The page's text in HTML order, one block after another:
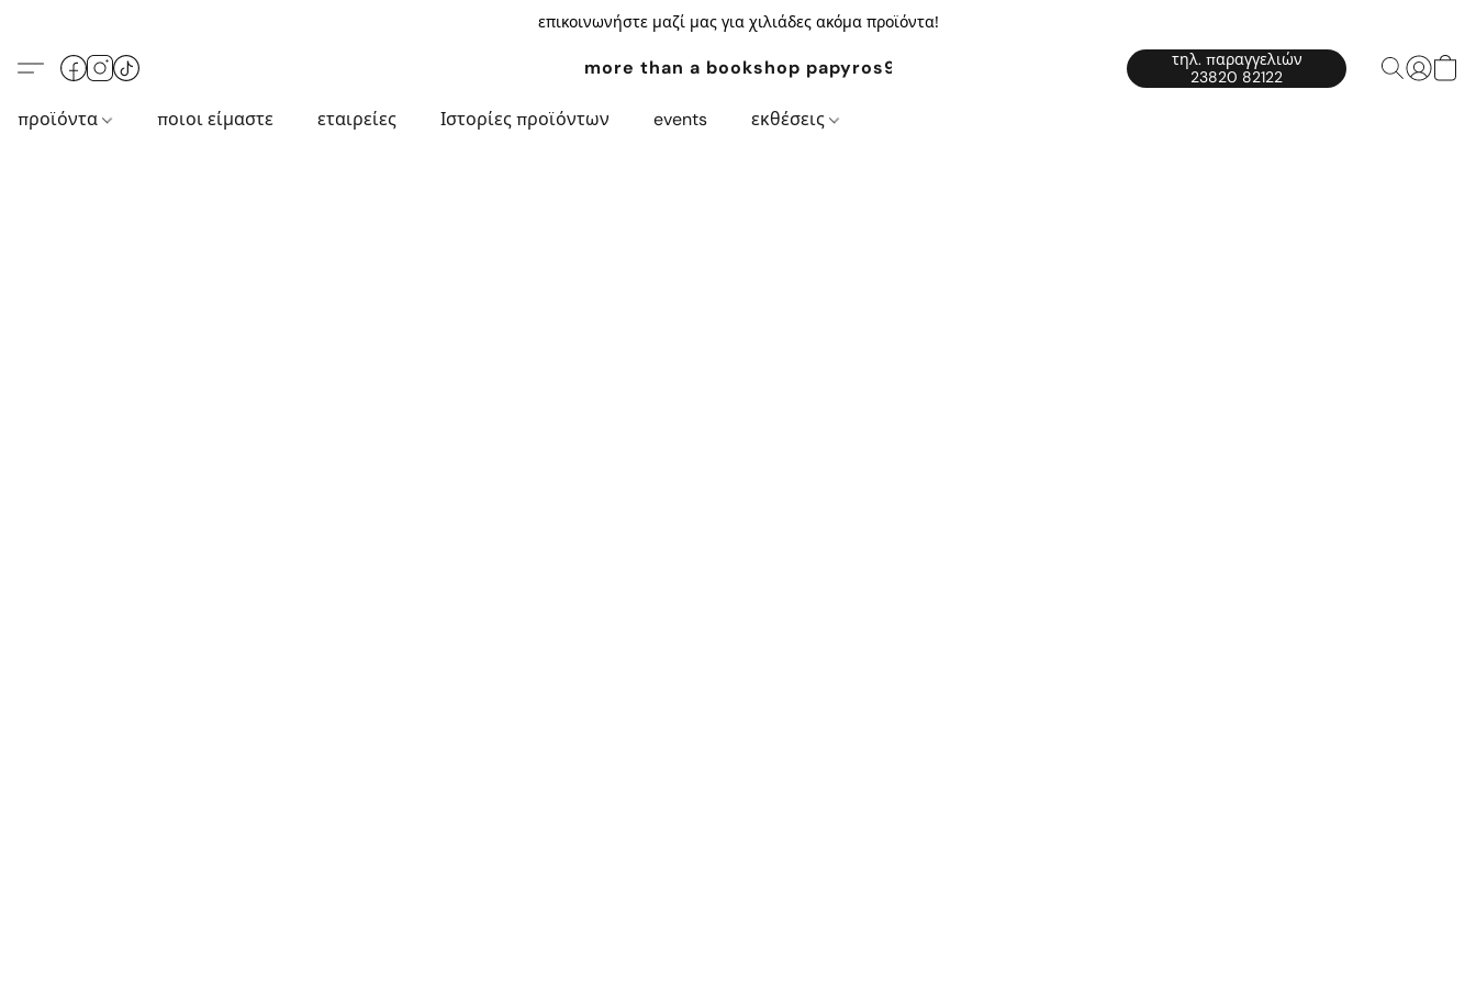
επικοινωνήστε μαζί μας για χιλιάδες ακόμα προϊόντα!
more than a bookshop papyros94.com
τηλ. παραγγελιών
23820 82122
προϊόντα ποιοι είμαστε εταιρείες Ιστορίες προϊόντων events εκθέσεις